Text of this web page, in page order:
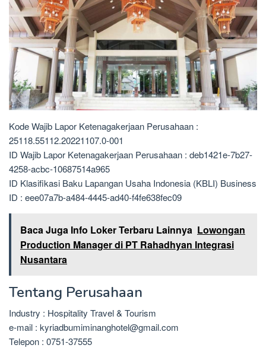
Kode Wajib Lapor Ketenagakerjaan Perusahaan :
25118.55112.20221107.0-001
ID Wajib Lapor Ketenagakerjaan Perusahaan : deb1421e-7b27-
4258-acbc-10687514a965
ID Klasifikasi Baku Lapangan Usaha Indonesia (KBLI) Business
ID : eee07a7b-a484-4445-ad40-f4fe638fec09
Baca Juga Info Loker Terbaru Lainnya Lowongan
Production Manager di PT Rahadhyan Integrasi
Nusantara
Tentang Perusahaan
Industry : Hospitality Travel & Tourism
e-mail : kyriadbumiminanghotel@gmail.com
Telepon : 0751-37555